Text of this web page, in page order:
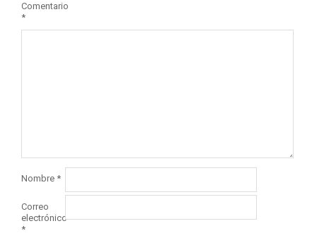
Comentario
*
Nombre *
Correo
electrónico
*